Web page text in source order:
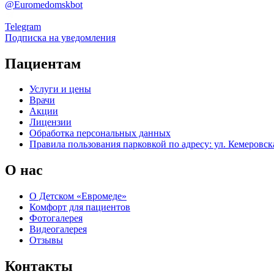
@Euromedomskbot
Telegram
Подписка на уведомления
Пациентам
Услуги и цены
Врачи
Акции
Лицензии
Обработка персональных данных
Правила пользования парковкой по адресу: ул.
О нас
О Детском «Евромеде»
Комфорт для пациентов
Фотогалерея
Видеогалерея
Отзывы
Контакты